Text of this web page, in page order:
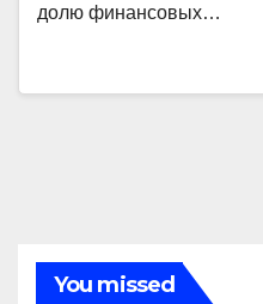
долю финансовых…
You missed